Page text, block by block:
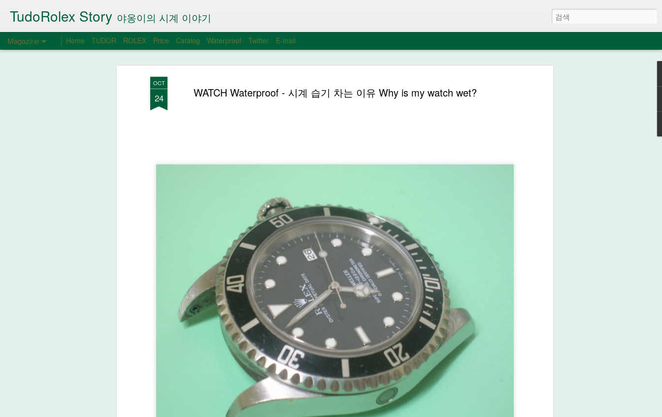
OCT
24 WATCH Waterproof - 시계 습기 차는 이유 Why is my watch wet?
TudoRolex Story 야옹이의 시계 이야기
Magazine Home TUDOR ROLEX Price Catalog Waterproof Twitter E-mail
8
렉스 시장가격에 대한 영향 예상
communication
https://www.bbc.com/news/world-51235105
지난달 예측처럼, 신종 코로나바이러스(우한 폐렴)은 롤렉스 프리미
엄에 크게 영향를 줄 것으로 보인다. 시장 가격에 영향을 주는 수요
와 공급측면에서 살펴본다.
As predicted last month, the coronavirus, Wuhan pneumonia, is
likely to have a significant impact on the Rolex premium. Let's look
at supply and demand affecting market prices.
https://www.tudorolex.com/2020/02/Top-10-ROLEX-Watches-at-a-
Premium-Japan-in-February-2020.html
1. 수요 (Demand)
A. 관광객 감소 (Reduced tourists)
코로나바이러스 때문에, 지난 2월 일본을 방문한 외국인은 작년 대비
58.3% 감소하였다. 특히, 한국과 중국인이 눈에 띄게 감소하였다.